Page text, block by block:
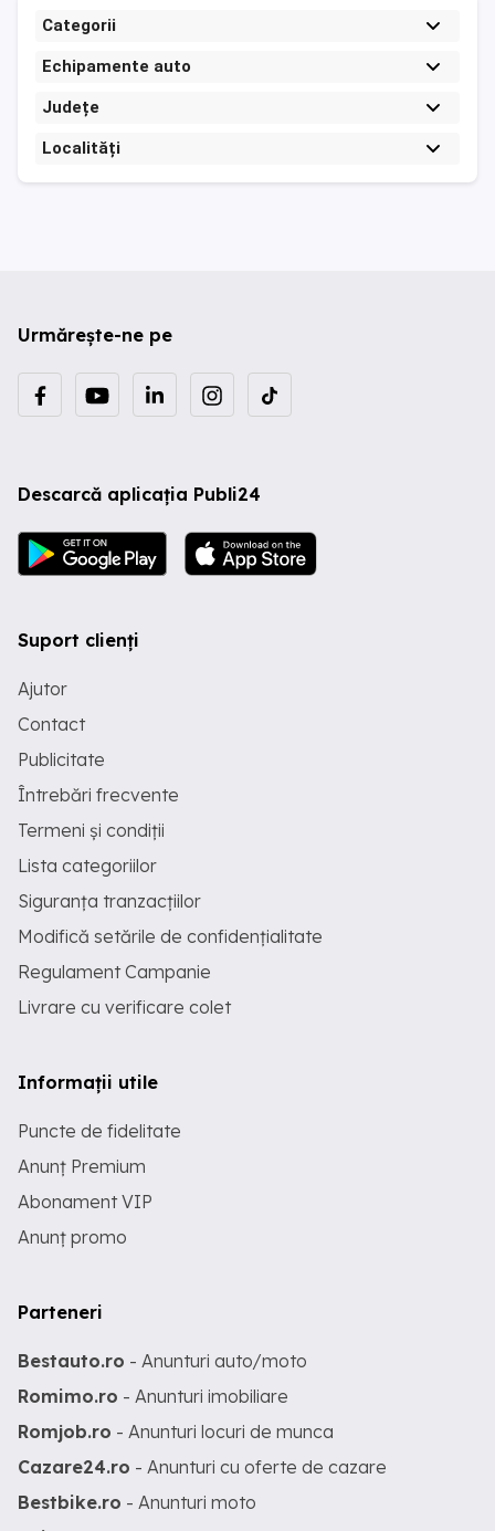
Categorii
Echipamente auto
Județe
Localități
Urmărește-ne pe
Descarcă aplicația Publi24
Suport clienți
Ajutor
Contact
Publicitate
Întrebări frecvente
Termeni și condiții
Lista categoriilor
Siguranța tranzacțiilor
Modifică setările de confidențialitate
Regulament Campanie
Livrare cu verificare colet
Informații utile
Puncte de fidelitate
Anunț Premium
Abonament VIP
Anunț promo
Parteneri
Bestauto.ro - Anunturi auto/moto
Romimo.ro - Anunturi imobiliare
Romjob.ro - Anunturi locuri de munca
Cazare24.ro - Anunturi cu oferte de cazare
Bestbike.ro - Anunturi moto